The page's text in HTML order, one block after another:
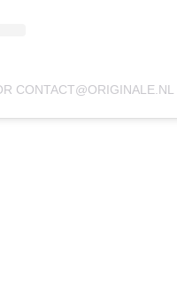
CONTACT@ORIGINALE.NL